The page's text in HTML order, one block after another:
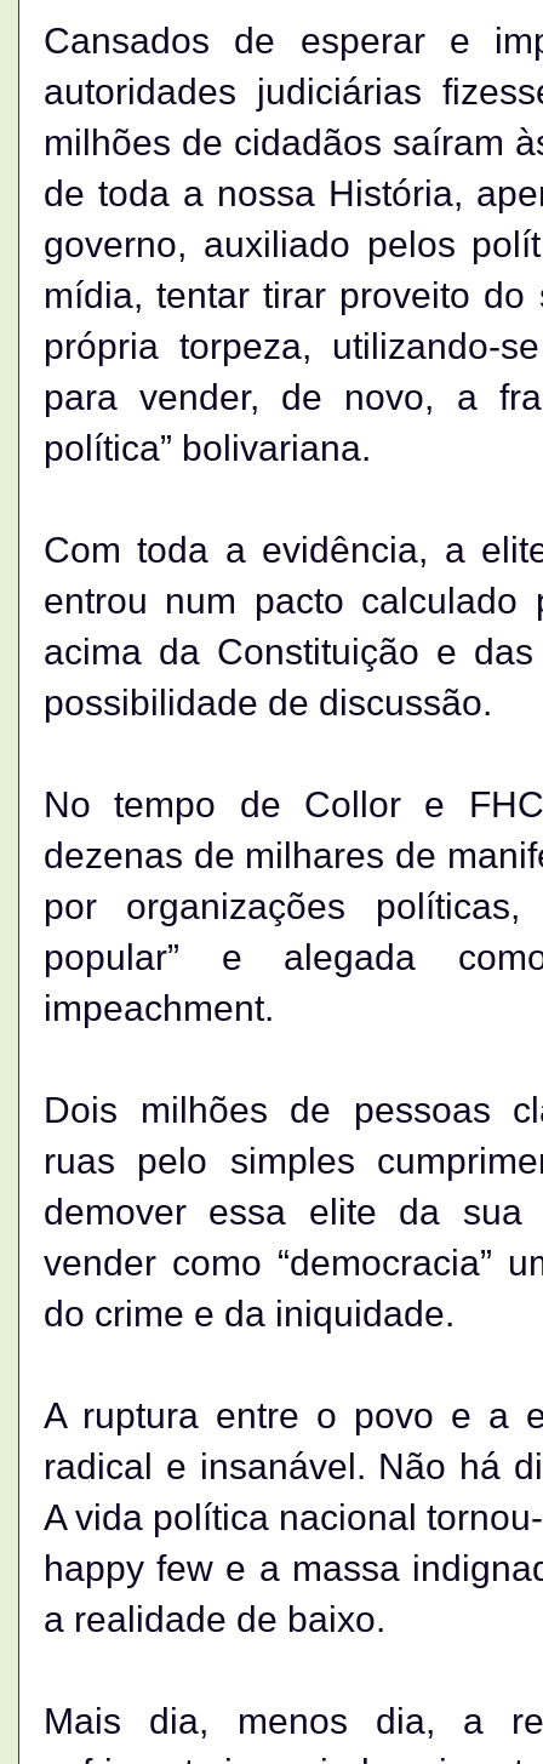
Cansados de esperar e
autoridades judiciárias
milhões de cidadãos saíram
de toda a nossa História,
governo, auxiliado pelos
mídia, tentar tirar proveito
própria torpeza, utilizando-
para vender, de novo, a
política” bolivariana.
Com toda a evidência, a
entrou num pacto
acima da Constituição e
possibilidade de discussão.
No tempo de Collor e
dezenas de milhares de
por organizações
popular” e alegada
impeachment.
Dois milhões de pessoas
ruas pelo simples
demover essa elite da
vender como “democracia”
do crime e da iniquidade.
A ruptura entre o povo e a
radical e insanável. Não há
A vida política nacional
happy few e a massa
a realidade de baixo.
Mais dia, menos dia, a